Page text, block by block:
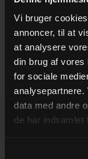
Vi bruger
annoncer, til at
at analysere
din brug af vores
for sociale
analysepartnere.
data med andre
de har indsamlet